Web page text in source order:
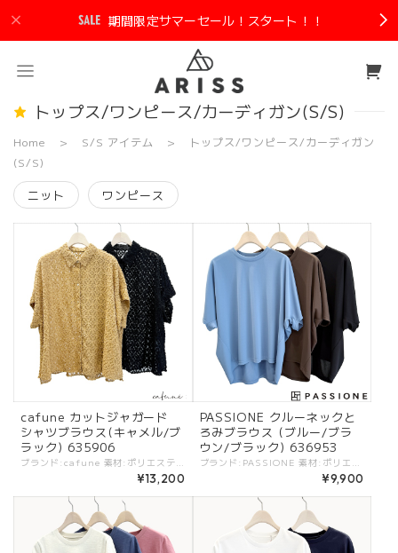
期間限定サマーセール！スタート！！
トップス/ワンピース/カーディガン(S/S)
Home S/S アイテム
トップス/ワンピース/カーディガン
(S/S)
ニット ワンピース
cafune カットジャガード
シャツブラウス(キャメル/ブ
ラック) 635906
¥13,200
PASSIONE クルーネックと
ろみブラウス (ブルー/ブラ
ウン/ブラック) 636953
¥9,900